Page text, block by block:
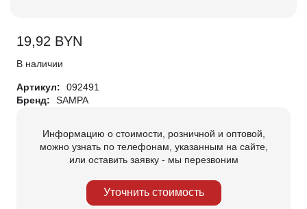
19,92 BYN
В наличии
Артикул:
092491
Бренд:
SAMPA
Информацию о стоимости, розничной и оптовой,
можно узнать по телефонам, указанным на сайте,
или оставить заявку - мы перезвоним
Уточнить стоимость